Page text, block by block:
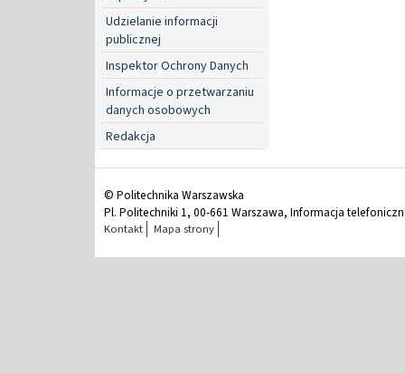
Udzielanie informacji
publicznej
Inspektor Ochrony Danych
Informacje o przetwarzaniu
danych osobowych
Redakcja
© Politechnika Warszawska
Pl. Politechniki 1, 00-661 Warszawa, Informacja
Kontakt Mapa strony